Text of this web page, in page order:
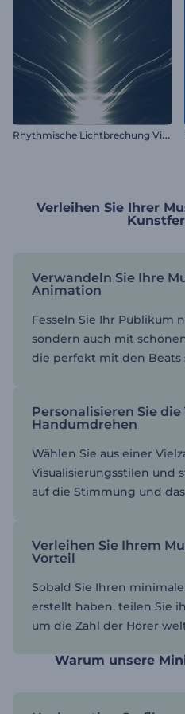
R
hythmische Lichtbrechung Visualisierer
Verleihen Sie Ihrer
Verwandeln Sie Ihre
Animation
Fesseln Sie Ihr Publikum
sondern auch mit
die perfekt mit den Beats
Personalisieren Sie
Handumdrehen
Wählen Sie aus einer
Visualisierungsstilen und
auf die Stimmung und
Verleihen Sie Ihrem
Vorteil
Sobald Sie Ihren
erstellt haben, teilen Sie
um die Zahl der Hörer
Warum unsere